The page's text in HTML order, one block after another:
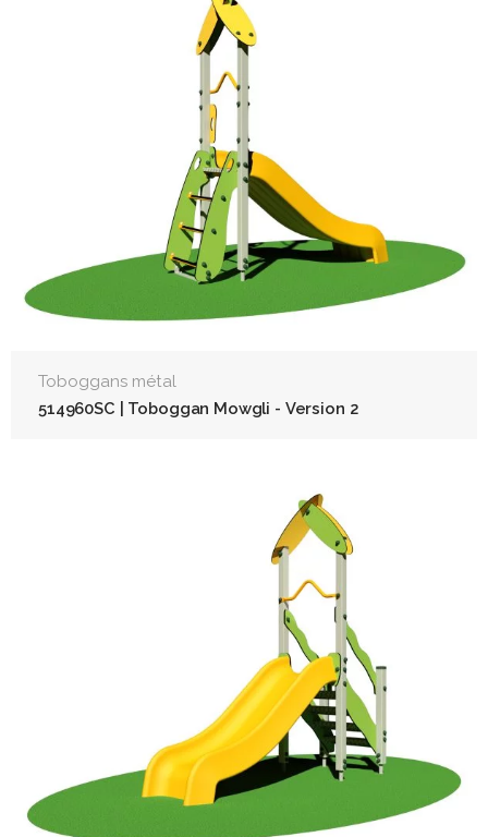
Toboggans métal
514960SC | Toboggan Mowgli - Version 2